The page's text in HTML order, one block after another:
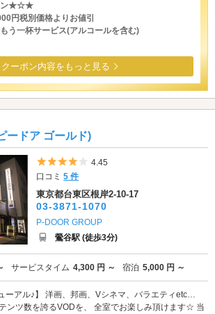
ン★☆★
円税別価格よりお値引
う一杯サービス(アルコールを含む)
クーポン内容をもっと見る
ードア ゴールド)
5つ星のうち4
4.45
口コミ5 件
東京都台東区根岸2-10-17
03-3871-1070
P-DOOR GROUP
鶯谷駅 (徒歩3分)
サービスタイム 4,300 円 ～ 宿泊 5,000 円 ～
ーアル♪】 洋画、邦画、Vシネマ、バラエティetc…
ンツ数を誇るVODを、 全室でお楽しみ頂けます☆ 当